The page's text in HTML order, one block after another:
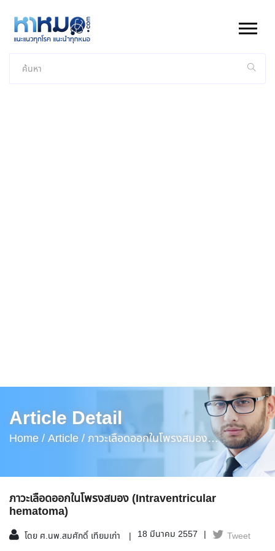
Article Detail
Home /Article /ภาวะเลือดออกในโพรงสมอง
(Intraventricular Hematoma)
ภาวะเลือดออกในโพรงสมอง (Intraventricular
hematoma)
โดย ศ.นพ.สมศักดิ์ เทียมเก่า 18 มีนาคม 2557 Tweet